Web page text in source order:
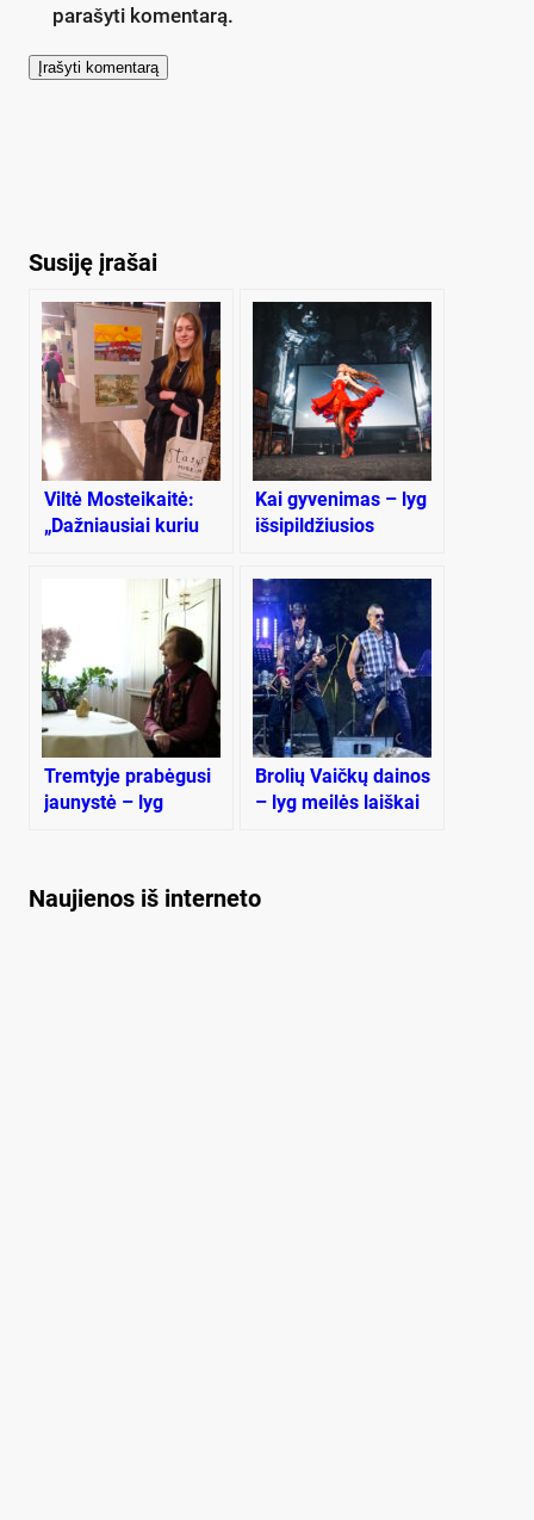
parašyti komentarą.
Susiję įrašai
Viltė Mosteikaitė:
„Dažniausiai kuriu
mano emocijos, ten
mano sielos dalelė“
Kai gyvenimas – lyg
išsipildžiusios
Tremtyje prabėgusi
jaunystė – lyg
Brolių Vaičkų dainos
– lyg meilės laiškai
Naujienos iš interneto